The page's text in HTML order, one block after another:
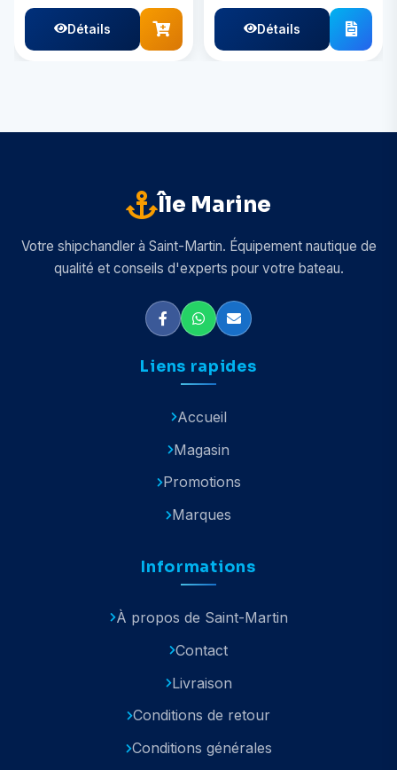
Détails Détails
Île Marine
Votre shipchandler à Saint-Martin. Équipement nautique de
qualité et conseils d'experts pour votre bateau.
Liens rapides
Accueil
Magasin
Promotions
Marques
Informations
À propos de Saint-Martin
Contact
Livraison
Conditions de retour
Conditions générales